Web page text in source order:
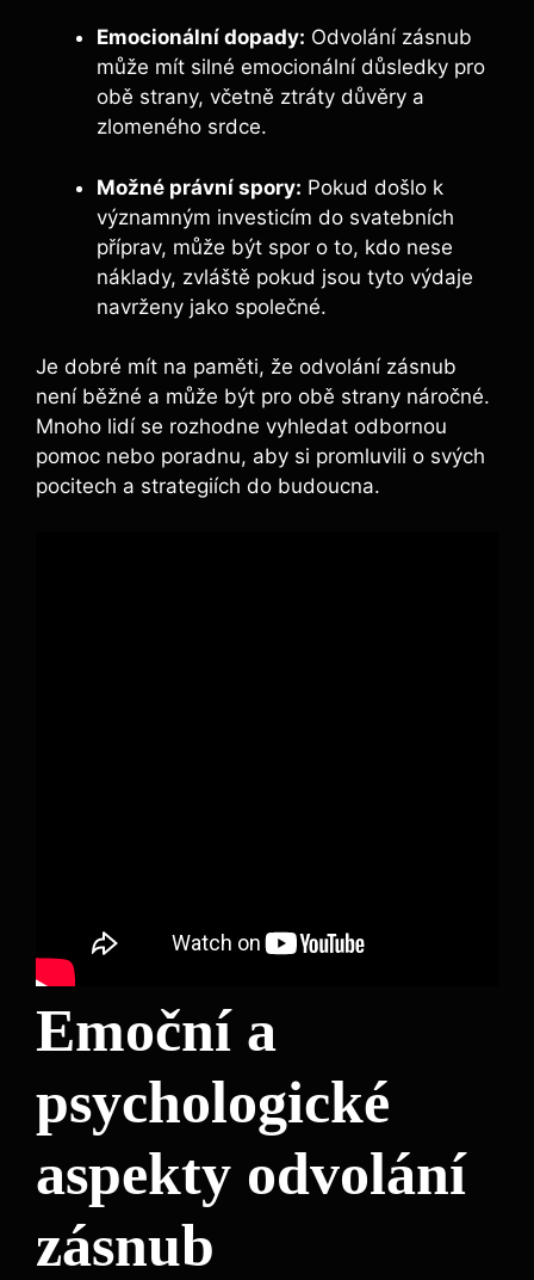
Emocionální dopady: Odvolání zásnub
může mít silné emocionální důsledky pro
obě strany, včetně ztráty důvěry a
zlomeného srdce.
Možné právní spory: Pokud došlo k
významným investicím do svatebních
příprav, může být spor o to, kdo nese
náklady, zvláště pokud jsou tyto výdaje
navrženy jako společné.
Je dobré mít na paměti, že odvolání zásnub
není běžné a může být pro obě strany náročné.
Mnoho lidí se rozhodne vyhledat odbornou
pomoc nebo poradnu, aby si promluvili o svých
pocitech a strategiích do budoucna.
Emoční a
psychologické
aspekty odvolání
zásnub